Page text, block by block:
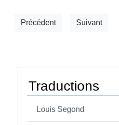
Précédent Suivant
Traductions
Louis Segond